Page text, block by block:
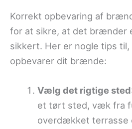
Korrekt opbevaring af
for at sikre, at det brænder
sikkert. Her er nogle tips
opbevarer dit brænde:
Vælg det rigtige sted
et tørt sted, væk fra
overdækket terrasse